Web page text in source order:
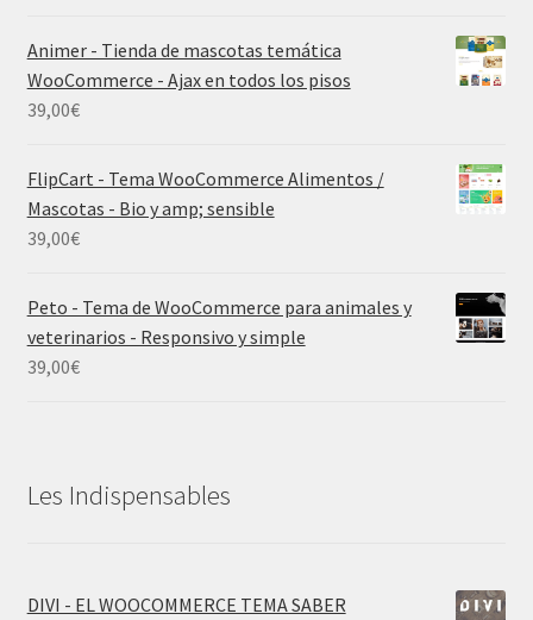
Animer - Tienda de mascotas temática
WooCommerce - Ajax en todos los pisos
39,00€
FlipCart - Tema WooCommerce Alimentos /
Mascotas - Bio y amp; sensible
39,00€
Peto - Tema de WooCommerce para animales y
veterinarios - Responsivo y simple
39,00€
Les Indispensables
DIVI - EL WOOCOMMERCE TEMA SABER